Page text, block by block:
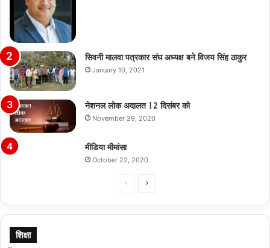
सिवनी मालवा पत्रकार संघ अध्यक्ष बने विजय सिंह ठाकुर
January 10, 2021
नेशनल लोक अदालत 12 दिसंबर को
November 29, 2020
मीडिया मीमांसा
October 22, 2020
PreviousNext
शिक्षा